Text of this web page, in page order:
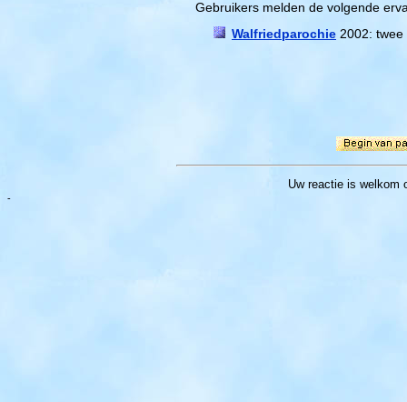
Gebruikers melden de volgende
Walfriedparochie 2002:
Uw reactie is welkom
-